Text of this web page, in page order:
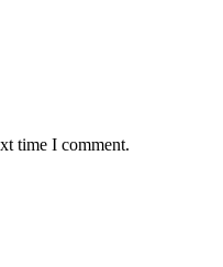
time I comment.